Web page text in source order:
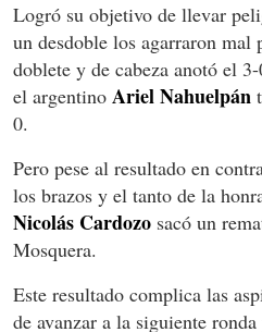
Logró su objetivo de llevar
un desdoble los agarraron mal
doblete y de cabeza anotó el
el argentino Ariel Nahuelpán
0.
Pero pese al resultado en
los brazos y el tanto de la
Nicolás Cardozo sacó un
Mosquera.
Este resultado complica las
de avanzar a la siguiente